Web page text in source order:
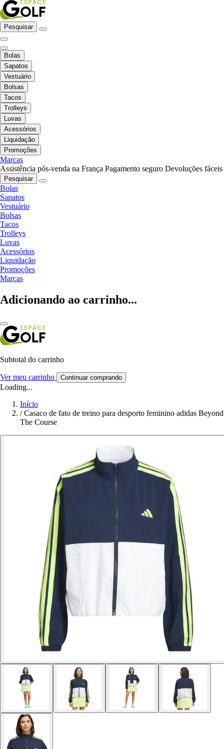
Pesquisar
Bolas
Sapatos
Vestuário
Bolsas
Tacos
Trolleys
Luvas
Acessórios
Liquidação
Promoções
Marcas
Assistência pós-venda na França Pagamento seguro Devoluções fáceis
Pesquisar
Bolas
Sapatos
Vestuário
Bolsas
Tacos
Trolleys
Luvas
Acessórios
Liquidação
Promoções
Marcas
Adicionando ao carrinho...
Subtotal do carrinho
Ver meu carrinho Continuar comprando
Loading...
Início
/ Casaco de fato de treino para desporto feminino adidas Beyond
The Course